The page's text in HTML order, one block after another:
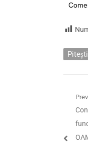
Pitești